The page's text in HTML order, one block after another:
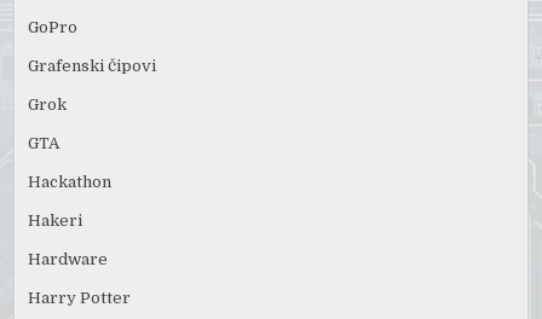
GoPro
Grafenski čipovi
Grok
GTA
Hackathon
Hakeri
Hardware
Harry Potter